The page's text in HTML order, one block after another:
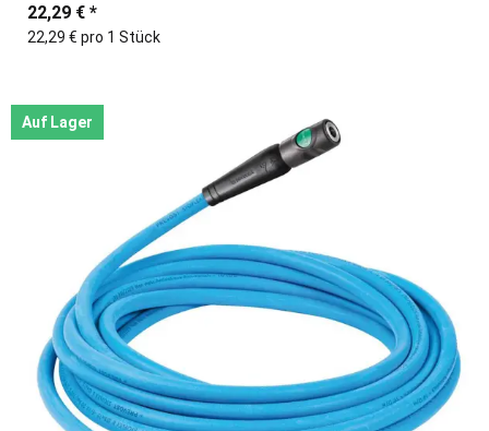
22,29 € *
22,29 € pro 1 Stück
Auf Lager